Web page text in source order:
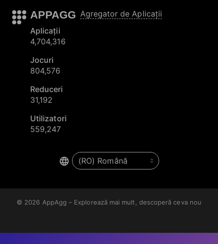
APPAGG Agregator de Aplicații
Aplicații
4,704,316
Jocuri
804,576
Reduceri
31,192
Utilizatori
559,247
© 2026 AppAgg – Explorează mai mult, descoperă ceva nou